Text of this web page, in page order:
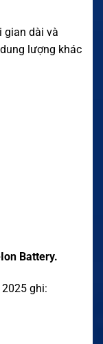
gian dài và
lượng khác
Battery.
ghi: